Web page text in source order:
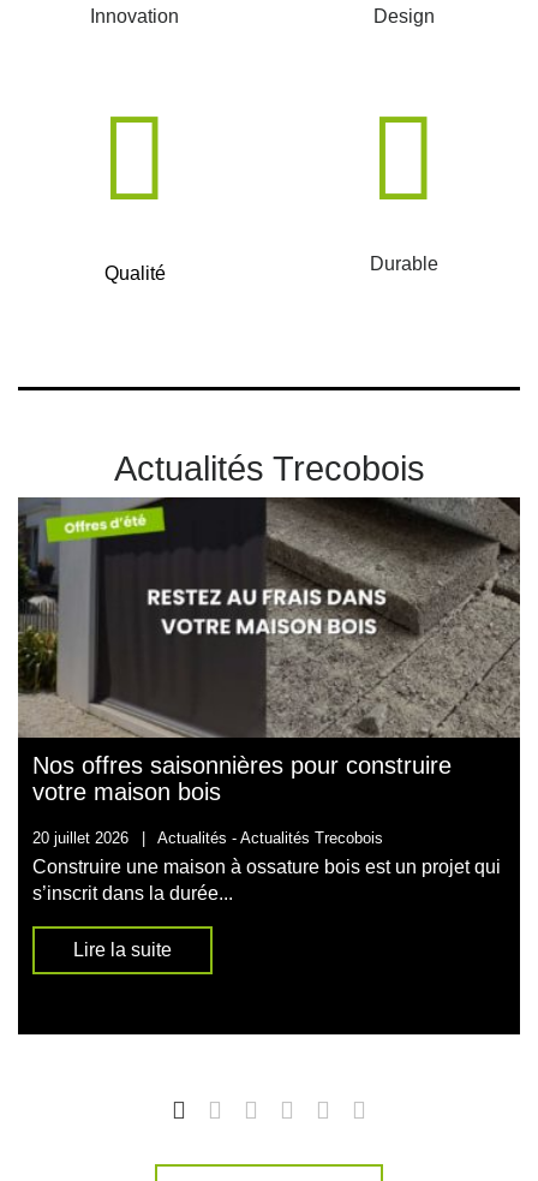
Innovation Design
Qualité Durable
Actualités Trecobois
Nos offres saisonnières pour construire
votre maison bois
20 juillet 2026 Actualités - Actualités Trecobois
Construire une maison à ossature bois est un projet qui
s’inscrit dans la durée...
Lire la suite